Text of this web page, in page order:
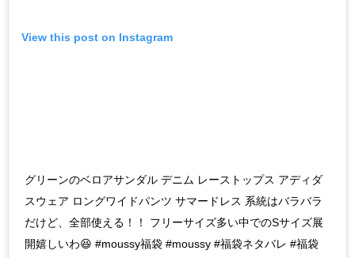
View this post on Instagram
グリーンのベロアサンダル デニム レーストップス アディダ
スウェア ロングワイドパンツ サマードレス 系統はバラバラ
だけど、全部使える！！ フリーサイズ多い中でのSサイズ展
開嬉しいわ😆 #moussy福袋 #moussy #福袋ネタバレ #福袋